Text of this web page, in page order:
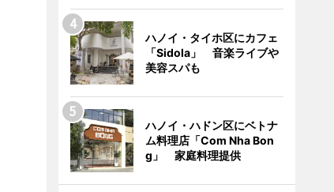
ハノイ・タイホ区にカフェ
「Sidola」 音楽ライブや
美容スパも
ハノイ・ハドン区にベトナ
ム料理店「Com Nha Bon
g」 家庭料理提供